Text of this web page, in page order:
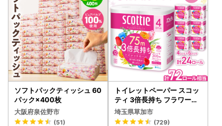
ソフトパックティッシュ 60
パック×400枚
大阪府泉佐野市
(51)
トイレットペーパー スコッ
ティ 3倍長持ち フラワーパ
ック 4ロール×6P
埼玉県草加市
(729)